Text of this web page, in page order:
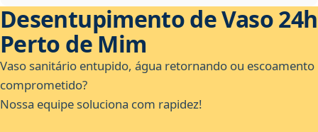
Desentupimento de Vaso 24h
Perto de Mim
Vaso sanitário entupido, água retornando ou escoamento
comprometido?
Nossa equipe soluciona com rapidez!